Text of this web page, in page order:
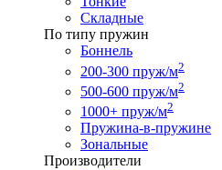
Складные
По типу пружин
Боннель
200-300 пруж/м2
500-600 пруж/м2
1000+ пруж/м2
Пружина-в-пружине
Зональные
Производители